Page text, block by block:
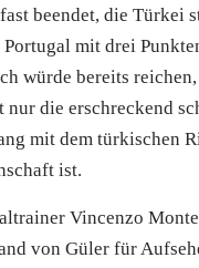
beendet, die Türkei
mit drei
würde bereits
die erschreckend
mit dem türkischen
ist.
Vincenzo
von Güler für